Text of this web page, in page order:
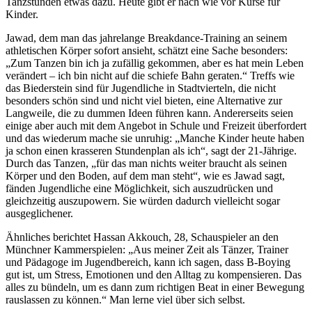
Kinder.
Jawad, dem man das jahrelange Breakdance-Training an seinem
athletischen Körper sofort ansieht, schätzt eine Sache besonders:
„Zum Tanzen bin ich ja zufällig gekommen, aber es hat mein Leben
verändert – ich bin nicht auf die schiefe Bahn geraten.“ Treffs wie
das Biederstein sind für Jugendliche in Stadtvierteln, die nicht
besonders schön sind und nicht viel bieten, eine Alternative zur
Langweile, die zu dummen Ideen führen kann. Andererseits seien
einige aber auch mit dem Angebot in Schule und Freizeit überfordert
und das wiederum mache sie unruhig: „Manche Kinder heute haben
ja schon einen krasseren Stundenplan als ich“, sagt der 21-Jährige.
Durch das Tanzen, „für das man nichts weiter braucht als seinen
Körper und den Boden, auf dem man steht“, wie es Jawad sagt,
fänden Jugendliche eine Möglichkeit, sich auszudrücken und
gleichzeitig auszupowern. Sie würden dadurch vielleicht sogar
ausgeglichener.
Ähnliches berichtet Hassan Akkouch, 28, Schauspieler an den
Münchner Kammerspielen: „Aus meiner Zeit als Tänzer, Trainer
und Pädagoge im Jugendbereich, kann ich sagen, dass B-Boying
gut ist, um Stress, Emotionen und den Alltag zu kompensieren. Das
alles zu bündeln, um es dann zum richtigen Beat in einer Bewegung
rauslassen zu können.“ Man lerne viel über sich selbst.